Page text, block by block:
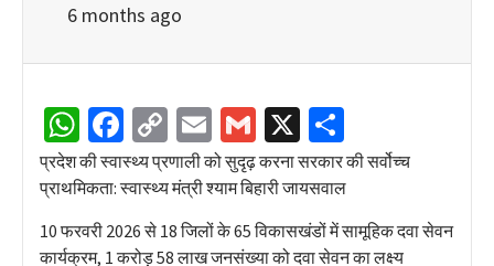
6 months ago
WhatsApp
Facebook
Copy
Link
EmailGmail
X
प्रदेश की स्वास्थ्य प्रणाली को सुदृढ़ करना सरकार की सर्वोच्च
प्राथमिकता: स्वास्थ्य मंत्री श्याम बिहारी जायसवाल
10 फरवरी 2026 से 18 जिलों के 65 विकासखंडों में सामूहिक दवा सेवन
कार्यक्रम, 1 करोड़ 58 लाख जनसंख्या को दवा सेवन का लक्ष्य